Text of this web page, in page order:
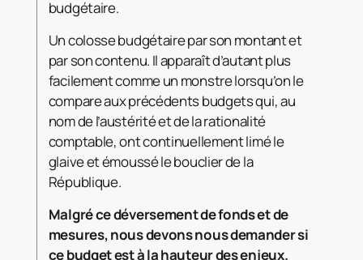
budgétaire.
Un colosse budgétaire par son montant et
par son contenu. Il apparaît d’autant plus
facilement comme un monstre lorsqu’on le
compare aux précédents budgets qui, au
nom de l’austérité et de la rationalité
comptable, ont continuellement limé le
glaive et émoussé le bouclier de la
République.
Malgré ce déversement de fonds et de
mesures, nous devons nous demander si
ce budget est à la hauteur des enjeux.